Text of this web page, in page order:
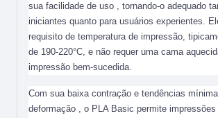
sua facilidade de uso , tornando-o adequado
iniciantes quanto para usuários experientes.
requisito de temperatura de impressão,
de 190-220°C, e não requer uma cama
impressão bem-sucedida.
Com sua baixa contração e tendências
deformação , o PLA Basic permite